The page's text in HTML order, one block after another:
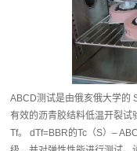
ABCD测试是由俄亥俄大学的
有效的沥青胶结料低温开裂
Tf。 dTf=BBR的Tc（S）–